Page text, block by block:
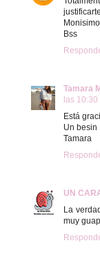
Bss
Tamara
las 10:30
Está
Un besin
Tamara
UN
La
muy